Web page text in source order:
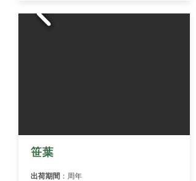
笹葉
出荷期間 ：周年